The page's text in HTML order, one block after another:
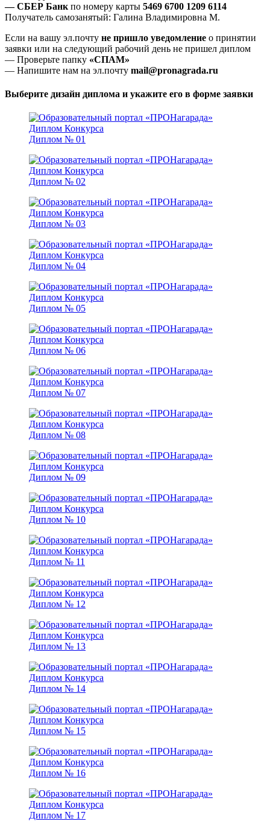
— СБЕР Банк по номеру карты 5469 6700 1209 6114
Получатель самозанятый: Галина Владимировна М.
Если на вашу эл.почту не пришло уведомление о принятии
заявки или на следующий рабочий день не пришел диплом
— Проверьте папку «СПАМ»
— Напишите нам на эл.почту mail@pronagrada.ru
Выберите дизайн диплома и укажите его в форме заявки
Диплом № 01
Диплом № 02
Диплом № 03
Диплом № 04
Диплом № 05
Диплом № 06
Диплом № 07
Диплом № 08
Диплом № 09
Диплом № 10
Диплом № 11
Диплом № 12
Диплом № 13
Диплом № 14
Диплом № 15
Диплом № 16
Диплом № 17